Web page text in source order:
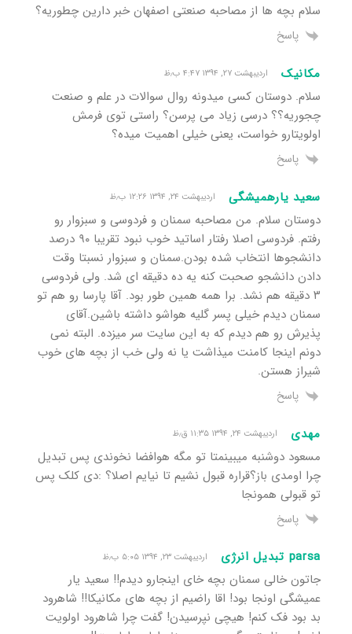
سلام بچه ها از مصاحبه صنعتی اصفهان خبر دارین چطوریه؟
پاسخ
مکانیک اردیبهشت ۲۷, ۱۳۹۴ ۴:۴۷ ب٫ظ
سلام. دوستان کسی میدونه روال سوالات در علم و صنعت
چجوریه؟؟ درسی زیاد می پرسن؟ راستی توی فرمش
اولویتارو خواست، یعنی خیلی اهمیت میده؟
پاسخ
سعید یارهمیشگی اردیبهشت ۲۴, ۱۳۹۴ ۱۲:۲۶ ب٫ظ
دوستان سلام. من مصاحبه سمنان و فردوسی و سبزوار رو
رفتم. فردوسی اصلا رفتار اساتید خوب نبود تقریبا ۹۰ درصد
دانشجوها انتخاب شده بودن.سمنان و سبزوار نسبتا وقت
دادن دانشجو صحبت کنه یه ده دقیقه ای شد. ولی فردوسی
۳ دقیقه هم نشد. برا همه همین طور بود. آقا پارسا رو هم تو
سمنان دیدم خیلی پسر گلیه هواشو داشته باشین.آقای
پذیرش رو هم دیدم که به این سایت سر میزده. البته نمی
دونم اینجا کامنت میذاشت یا نه ولی خب از بچه های خوب
شیراز هستن.
پاسخ
مهدی اردیبهشت ۲۴, ۱۳۹۴ ۱۱:۳۵ ق٫ظ
مسعود دوشنبه میبینمتا تو مگه هوافضا نخوندی پس تبدیل
چرا اومدی باز؟قراره قبول نشیم تا نیایم اصلا؟ :دی کلک پس
تو قبولی همونجا
پاسخ
parsa تبدیل انرژی اردیبهشت ۲۳, ۱۳۹۴ ۵:۰۵ ب٫ظ
جاتون خالی سمنان بچه خای اینجارو دیدم!! سعید یار
عمیشگی اونجا بود! اقا راضیم از بچه های مکانیکا!! شاهرود
بد بود فک کنم! هیچی نپرسیدن! گفت چرا شاهرود اولویت